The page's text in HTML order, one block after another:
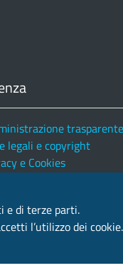
trasparente
legali e copyright
e Cookies
e di terze parti.
l’utilizzo dei cookie.